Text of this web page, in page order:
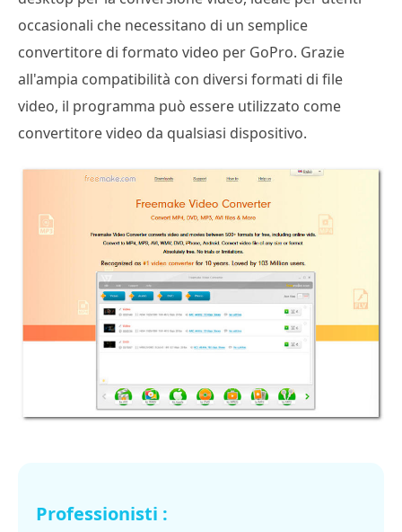
occasionali che necessitano di un semplice
convertitore di formato video per GoPro. Grazie
all'ampia compatibilità con diversi formati di file
video, il programma può essere utilizzato come
convertitore video da qualsiasi dispositivo.
Professionisti :